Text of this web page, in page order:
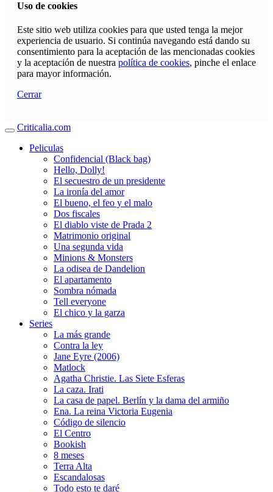
Uso de cookies
Este sitio web utiliza cookies para que usted tenga la mejor
experiencia de usuario. Si continúa navegando está dando su
consentimiento para la aceptación de las mencionadas cookies
y la aceptación de nuestra política de cookies, pinche el enlace
para mayor información.
Cerrar
Criticalia.com
Peliculas
Confidencial (Black bag)
Hello, Dolly!
El secuestro de un presidente
La ironía del amor
El bueno, el feo y el malo
Dos fiscales
El diablo viste de Prada 2
Matrimonio original
Una segunda vida
Minions & Monsters
La odisea de Dandelion
El apartamento
Sombra nómada
Tell everyone
El chico y la garza
Series
La más grande
Contra la ley
Jane Eyre (2006)
Matlock
Agatha Christie. Las Siete Esferas
La caza. Irati
La casa de papel. Berlín y la dama del armiño
Ena. La reina Victoria Eugenia
Código de silencio
El Centro
Bookish
8 meses
Terra Alta
Escandalosas
Todo esto te daré